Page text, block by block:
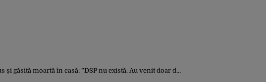
”DSP nu există. Au venit doar de la pompe funebre”, spune cumnata ei